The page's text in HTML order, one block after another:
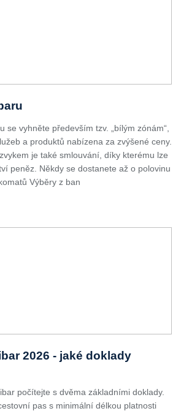
se vyhněte především tzv. „bílým zónám“,
a produktů nabízena za zvýšené ceny.
je také smlouvání, díky kterému lze
peněz. Někdy se dostanete až o polovinu
Výběry z ban
2026 - jaké doklady
počítejte s dvěma základními doklady.
pas s minimální délkou platnosti